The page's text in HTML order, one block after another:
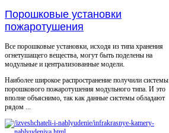
Порошковые установки
пожаротушения
Все порошковые установки, исходя из типа хранения
огнетушащего вещества, могут быть поделены на
модульные и централизованные модели.
Наиболее широкое распространение получили системы
порошкового пожаротушения модульного типа. И это
вполне объяснимо, так как данные системы обладают
рядом ...